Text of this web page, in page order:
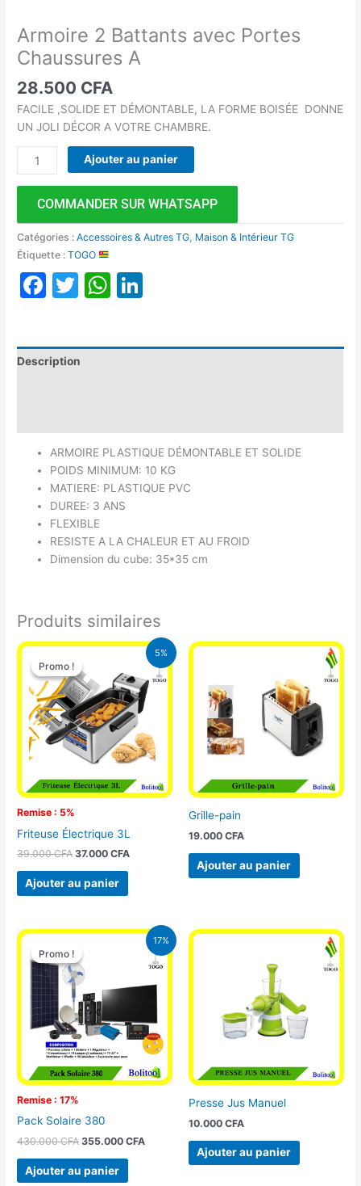
Armoire 2 Battants avec Portes
Chaussures A
28.500 CFA
FACILE ,SOLIDE ET DÉMONTABLE, LA FORME BOISÉE DONNE
UN JOLI DÉCOR A VOTRE CHAMBRE.
Ajouter au panier
COMMANDER SUR WHATSAPP
Catégories :Accessoires & Autres TG, Maison & Intérieur TG
Étiquette :TOGO
Facebook
TwitterWhatsApp
Description
ARMOIRE PLASTIQUE DÉMONTABLE ET SOLIDE
POIDS MINIMUM: 10 KG
MATIERE: PLASTIQUE PVC
DUREE: 3 ANS
FLEXIBLE
RESISTE A LA CHALEUR ET AU FROID
Dimension du cube: 35*35 cm
Produits similaires
5%
Promo !
Remise : 5%
Promo !
Friteuse Électrique 3L
39.000CFA
Le
initial
était :
39.000 CFA.
37.000CFA
Le
prix
actuel
est :
37.000 CFA.
Ajouter au panier
Grille-pain
19.000 CFA
Ajouter au panier
17%
Promo !
Remise : 17%
Promo !
Pack Solaire 380
430.000CFA
Le
initial
était :
430.000 CFA.
355.000CFA
Le
prix
actuel
355.000 CFA.
Ajouter au panier
Presse Jus Manuel
10.000 CFA
Ajouter au panier